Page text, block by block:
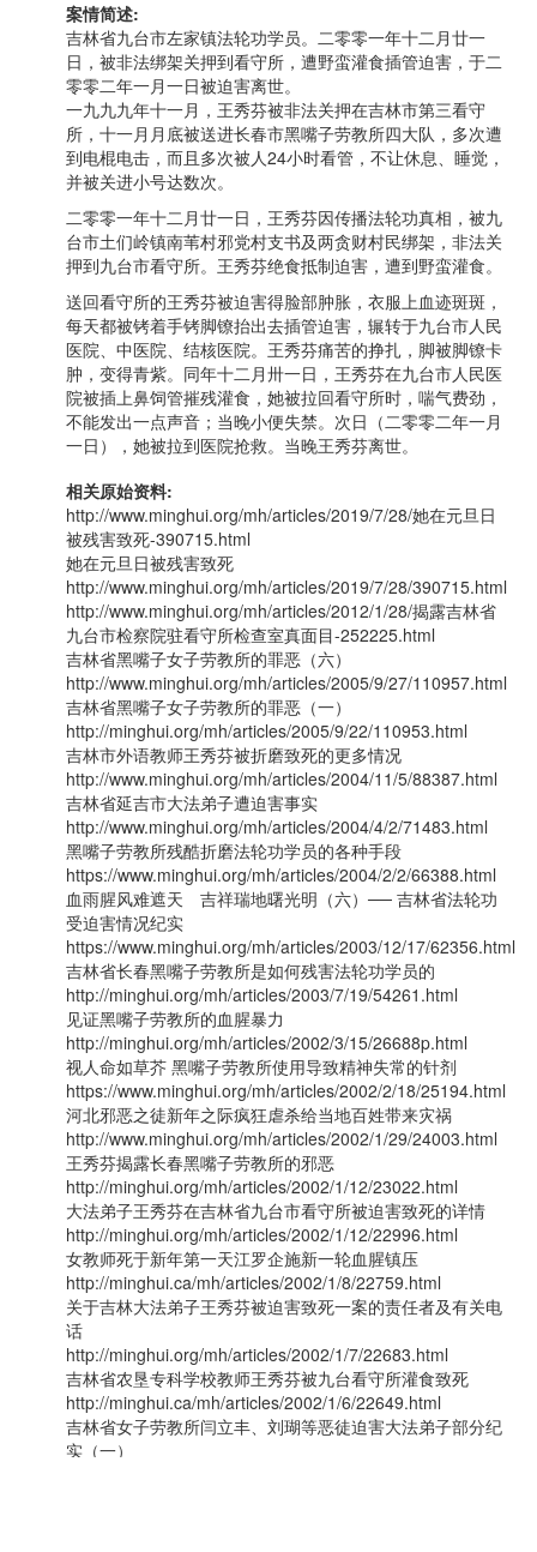
案情简述:
吉林省九台市左家镇法轮功学员。二零零一年十二月廿一
日，被非法绑架关押到看守所，遭野蛮灌食插管迫害，于二
零零二年一月一日被迫害离世。
一九九九年十一月，王秀芬被非法关押在吉林市第三看守
所，十一月月底被送进长春市黑嘴子劳教所四大队，多次遭
到电棍电击，而且多次被人24小时看管，不让休息、睡觉，
并被关进小号达数次。
二零零一年十二月廿一日，王秀芬因传播法轮功真相，被九
台市土们岭镇南苇村邪党村支书及两贪财村民绑架，非法关
押到九台市看守所。王秀芬绝食抵制迫害，遭到野蛮灌食。
送回看守所的王秀芬被迫害得脸部肿胀，衣服上血迹斑斑，
每天都被铐着手铐脚镣抬出去插管迫害，辗转于九台市人民
医院、中医院、结核医院。王秀芬痛苦的挣扎，脚被脚镣卡
肿，变得青紫。同年十二月卅一日，王秀芬在九台市人民医
院被插上鼻饲管摧残灌食，她被拉回看守所时，喘气费劲，
不能发出一点声音；当晚小便失禁。次日（二零零二年一月
一日），她被拉到医院抢救。当晚王秀芬离世。
相关原始资料:
http://www.minghui.org/mh/articles/2019/7/28/她在元旦日
被残害致死-390715.html
她在元旦日被残害致死
http://www.minghui.org/mh/articles/2019/7/28/390715.html
http://www.minghui.org/mh/articles/2012/1/28/揭露吉林省
九台市检察院驻看守所检查室真面目-252225.html
吉林省黑嘴子女子劳教所的罪恶（六）
http://www.minghui.org/mh/articles/2005/9/27/110957.html
吉林省黑嘴子女子劳教所的罪恶（一）
http://minghui.org/mh/articles/2005/9/22/110953.html
吉林市外语教师王秀芬被折磨致死的更多情况
http://www.minghui.org/mh/articles/2004/11/5/88387.html
吉林省延吉市大法弟子遭迫害事实
http://www.minghui.org/mh/articles/2004/4/2/71483.html
黑嘴子劳教所残酷折磨法轮功学员的各种手段
https://www.minghui.org/mh/articles/2004/2/2/66388.html
血雨腥风难遮天 吉祥瑞地曙光明（六）── 吉林省法轮功
受迫害情况纪实
https://www.minghui.org/mh/articles/2003/12/17/62356.html
吉林省长春黑嘴子劳教所是如何残害法轮功学员的
http://minghui.org/mh/articles/2003/7/19/54261.html
见证黑嘴子劳教所的血腥暴力
http://minghui.org/mh/articles/2002/3/15/26688p.html
视人命如草芥 黑嘴子劳教所使用导致精神失常的针剂
https://www.minghui.org/mh/articles/2002/2/18/25194.html
河北邪恶之徒新年之际疯狂虐杀给当地百姓带来灾祸
http://www.minghui.org/mh/articles/2002/1/29/24003.html
王秀芬揭露长春黑嘴子劳教所的邪恶
http://minghui.org/mh/articles/2002/1/12/23022.html
大法弟子王秀芬在吉林省九台市看守所被迫害致死的详情
http://minghui.org/mh/articles/2002/1/12/22996.html
女教师死于新年第一天江罗企施新一轮血腥镇压
http://minghui.ca/mh/articles/2002/1/8/22759.html
关于吉林大法弟子王秀芬被迫害致死一案的责任者及有关电
话
http://minghui.org/mh/articles/2002/1/7/22683.html
吉林省农垦专科学校教师王秀芬被九台看守所灌食致死
http://minghui.ca/mh/articles/2002/1/6/22649.html
吉林省女子劳教所闫立丰、刘瑚等恶徒迫害大法弟子部分纪
实（一）